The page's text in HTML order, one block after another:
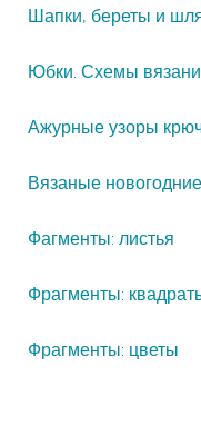
Шапки, береты и
Юбки. Схемы
Ажурные узоры
Вязаные
Фагменты: листья
Фрагменты:
Фрагменты: цветы